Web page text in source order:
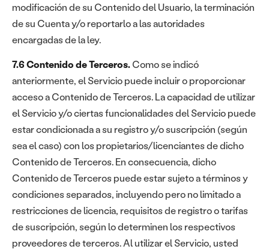
modificación de su Contenido del Usuario, la terminación
de su Cuenta y/o reportarlo a las autoridades
encargadas de la ley.
7.6 Contenido de Terceros.Como se indicó
anteriormente, el Servicio puede incluir o proporcionar
acceso a Contenido de Terceros. La capacidad de utilizar
el Servicio y/o ciertas funcionalidades del Servicio puede
estar condicionada a su registro y/o suscripción (según
sea el caso) con los propietarios/licenciantes de dicho
Contenido de Terceros. En consecuencia, dicho
Contenido de Terceros puede estar sujeto a términos y
condiciones separados, incluyendo pero no limitado a
restricciones de licencia, requisitos de registro o tarifas
de suscripción, según lo determinen los respectivos
proveedores de terceros. Al utilizar el Servicio, usted